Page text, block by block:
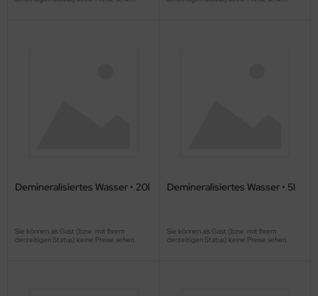
Demineralisiertes Wasser • 20l
Sie können als Gast (bzw. mit Ihrem
derzeitigen Status) keine Preise sehen.
Demineralisiertes Wasser • 5l
Sie können als Gast (bzw. mit Ihrem
derzeitigen Status) keine Preise sehen.